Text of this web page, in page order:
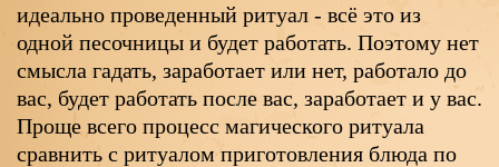
идеально проведенный ритуал - всё это из
одной песочницы и будет работать. Поэтому нет
смысла гадать, заработает или нет, работало до
вас, будет работать после вас, заработает и у вас.
Проще всего процесс магического ритуала
сравнить с ритуалом приготовления блюда по